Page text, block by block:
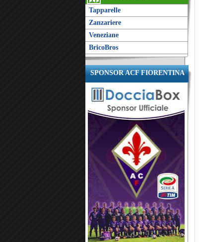
Tapparelle
Zanzariere
Veneziane
BricoBros
SPONSOR ACF FIORENTINA